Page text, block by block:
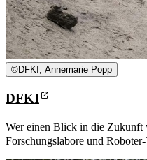
©DFKI, Annemarie Popp
DFKI
Wer einen Blick in die Zukunft
Forschungslabore und